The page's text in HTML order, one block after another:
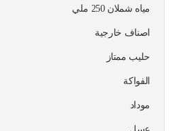
مياه شملان 250 ملي
اصناف خارجية
حليب ممتاز
الفواكة
موداد